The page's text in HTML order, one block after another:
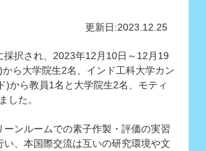
更新日:2023.12.25
択され、2023年12月10日～12月19
ら大学院生2名、インド工科大学カン
から教員1名と大学院生2名、モティ
した。
ンルームでの素子作製・評価の実習
、本国際交流は互いの研究環境や文